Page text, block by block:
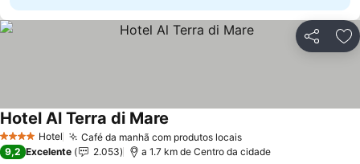
Partilhar
4 EstrelasHotel Café da manhã com produtos locaisVer preços
Hotel Al Terra di Mare
9,2 Excelente 2.053 a 1.7 km de Centro da cidade